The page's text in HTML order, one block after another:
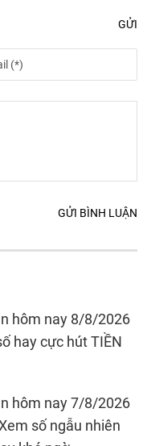
GỬI
GỬI BÌNH LUẬN
hôm nay 8/8/2026
hay cực hút TIỀN
hôm nay 7/8/2026
số ngẫu nhiên